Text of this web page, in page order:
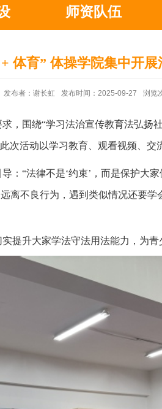
师资队伍
体育” 体操学院集中开
发布者：谢长虹 发布时间：2025-09-27 浏览
求，围绕“学习法治宣传教育法弘扬
活动以学习教育、观看视频、
： “法律不是‘约束’，而是保护大
离不良行为，遇到类似情况还要
提升大家学法守法用法能力，为青